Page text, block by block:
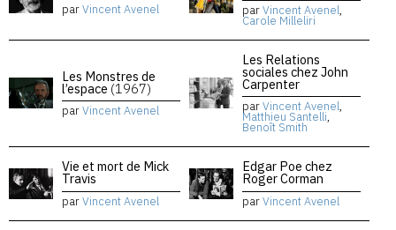
parVincent Avenel parVincent Avenel,
Carole Milleliri
Les Monstres de
l’espace (1967)
parVincent Avenel
Les Relations
sociales chez John
Carpenter
parVincent Avenel,
Matthieu Santelli,
Benoît Smith
Vie et mort de Mick
Travis
parVincent Avenel
Edgar Poe chez
Roger Corman
parVincent Avenel